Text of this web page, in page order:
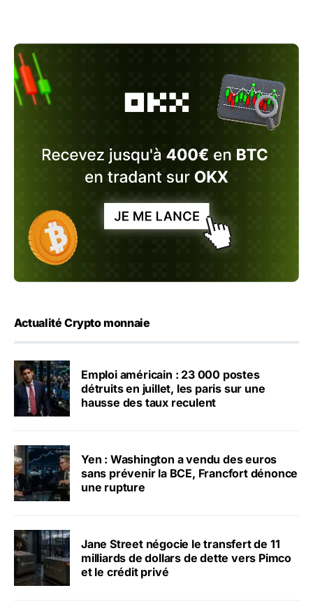
Actualité Crypto monnaie
Emploi américain : 23 000 postes
détruits en juillet, les paris sur une
hausse des taux reculent
Yen : Washington a vendu des euros
sans prévenir la BCE, Francfort dénonce
une rupture
Jane Street négocie le transfert de 11
milliards de dollars de dette vers Pimco
et le crédit privé